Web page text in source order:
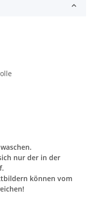
nur der in der
können vom